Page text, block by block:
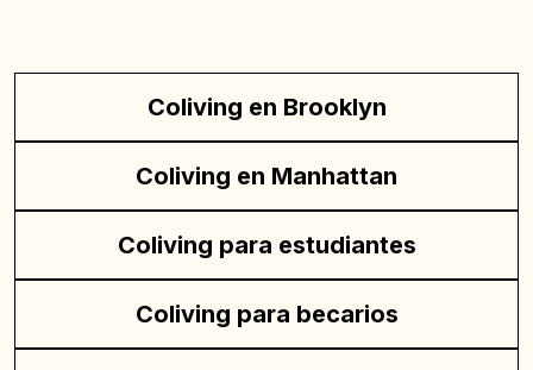
Coliving en Brooklyn
Coliving en Manhattan
Coliving para estudiantes
Coliving para becarios